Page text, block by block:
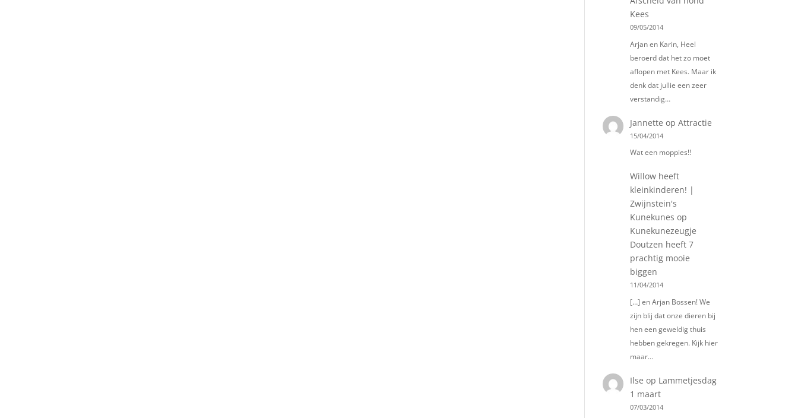
Kees
09/05/2014
Arjan en Karin, Heel
beroerd dat het zo moet
aflopen met Kees. Maar ik
denk dat jullie een zeer
verstandig…
Jannette op Attractie
15/04/2014
Wat een moppies!!
Willow heeft
kleinkinderen! |
Zwijnstein's
Kunekunes op
Kunekunezeugje
Doutzen heeft 7
prachtig mooie
biggen
11/04/2014
[…] en Arjan Bossen! We
zijn blij dat onze dieren bij
hen een geweldig thuis
hebben gekregen. Kijk hier
maar…
Ilse op Lammetjesdag
1 maart
07/03/2014